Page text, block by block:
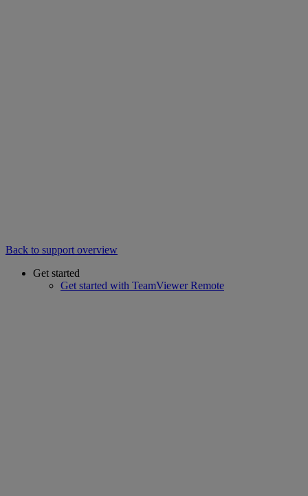
Back to support overview
Get started
Get started with TeamViewer Remote